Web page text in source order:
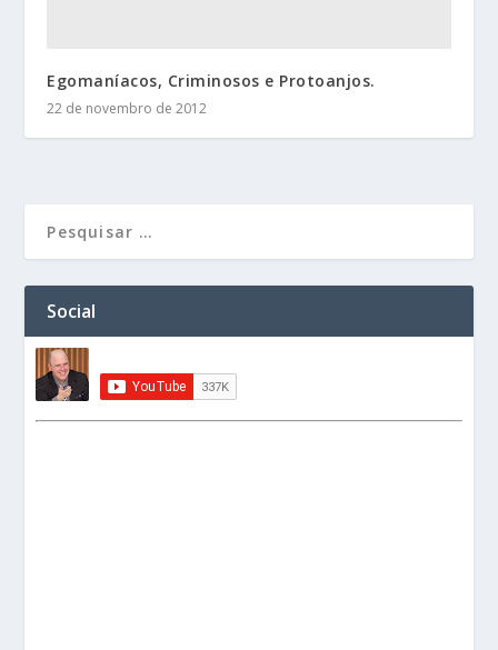
Egomaníacos, Criminosos e Protoanjos.
22 de novembro de 2012
Social